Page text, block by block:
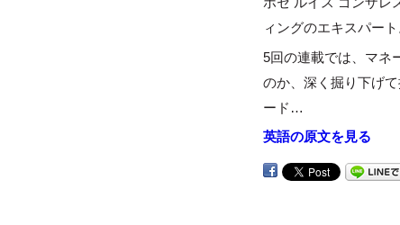
ィングのエキスパート
5回の連載では、マネ
のか、深く掘り下げ
ード…
英語の原文を見る